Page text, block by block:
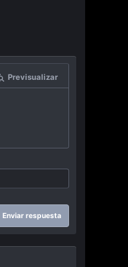
Previsualizar
Enviar respuesta